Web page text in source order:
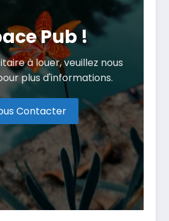
Pub !
à louer, veuillez nous
plus d'informations.
Contacter